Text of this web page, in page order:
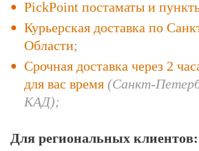
PickPoint постаматы и
Курьерская доставка по
Области;
Срочная доставка через 2
для вас время (Санкт-
КАД);
Для региональных клиентов: